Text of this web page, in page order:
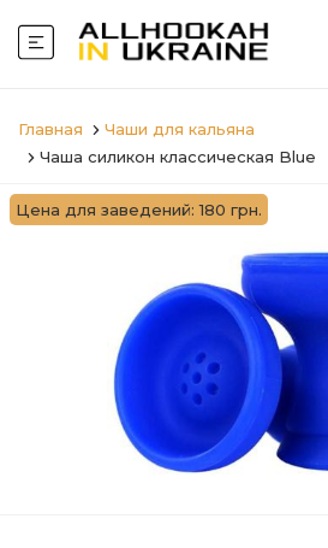
Главная
Чаши для кальяна
Чаша силикон классическая Blue
Цена для заведений: 180 грн.